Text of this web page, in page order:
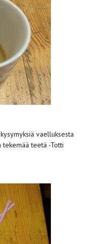
vaelluksesta
teetä -Totti